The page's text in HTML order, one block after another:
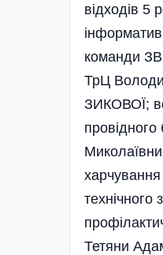
відходів
команди
ТрЦ
ЗИКОВОЇ;
провідного
Тетяни